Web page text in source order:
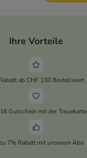
Ihre Vorteile
ab CHF 130 Bestellwert
Gutschein mit der Treuekarte
7% Rabatt mit unserem Abo